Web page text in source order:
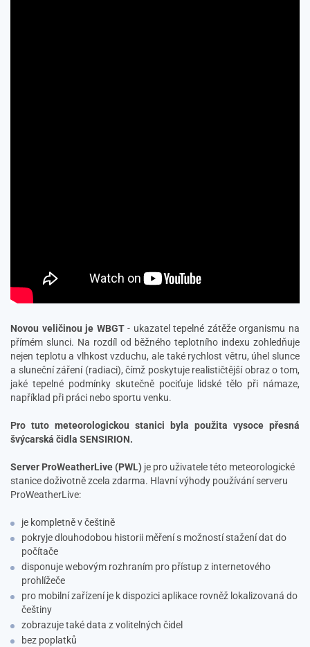
Novou veličinou je WBGT- ukazatel tepelné zátěže organismu na
přímém slunci. Na rozdíl od běžného teplotního indexu zohledňuje
nejen teplotu a vlhkost vzduchu, ale také rychlost větru, úhel slunce
a sluneční záření (radiaci), čímž poskytuje realističtější obraz o tom,
jaké tepelné podmínky skutečně pociťuje lidské tělo při námaze,
například při práci nebo sportu venku.
Pro tuto meteorologickou stanici byla použita vysoce přesná
švýcarská čidla SENSIRION.
Server ProWeatherLive (PWL) je pro uživatele této meteorologické
stanice doživotně zcela zdarma. Hlavní výhody používání serveru
ProWeatherLive:
je kompletně v češtině
pokryje dlouhodobou historii měření s možností stažení dat do
počítače
disponuje webovým rozhraním pro přístup z internetového
prohlížeče
pro mobilní zařízení je k dispozici aplikace rovněž lokalizovaná do
češtiny
zobrazuje také data z volitelných čidel
bez poplatků